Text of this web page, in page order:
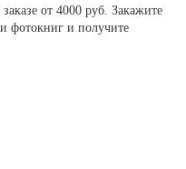
от 4000 руб. Закажите
фотокниг и получите